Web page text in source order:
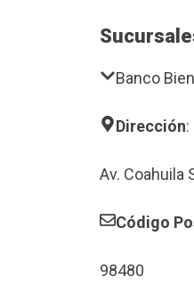
Banco
Dirección:
Av. Coahuila
Código
98480